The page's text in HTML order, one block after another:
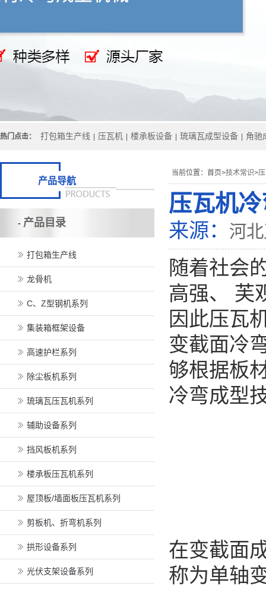
热门点击： 打包箱生产线 压瓦机 楼承板设备 琉璃瓦成型设备 角驰
当前位置： 首页>技术常识>
压瓦机
来源： 河
随着社会
高强、 芙
因此压瓦
变截面冷
够根据板
冷弯成型
在变截面
称为单轴
产品导航
- 产品目录
打包箱生产线
龙骨机
C、Z型钢机系列
集装箱框架设备
高速护栏系列
除尘板机系列
琉璃瓦压瓦机系列
辅助设备系列
挡风板机系列
楼承板压瓦机系列
屋顶板/墙面板压瓦机系列
剪板机、折弯机系列
拱形设备系列
光伏支架设备系列